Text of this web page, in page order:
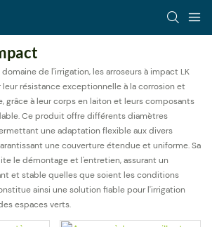
de l'irrigation, les arroseurs à impact LK
leur résistance exceptionnelle à la corrosion et
grâce à leur corps en laiton et leurs composants
Ce produit offre différents diamètres
une adaptation flexible aux divers
une couverture étendue et uniforme. Sa
le démontage et l'entretien, assurant un
et stable quelles que soient les conditions
ainsi une solution fiable pour l'irrigation
espaces verts.